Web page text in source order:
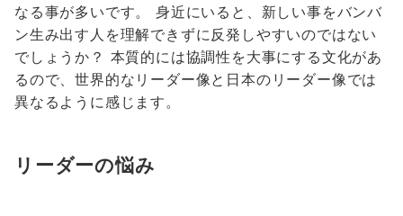
なる事が多いです。 身近にいると、新しい事をバンバ
ン生み出す人を理解できずに反発しやすいのではない
でしょうか？ 本質的には協調性を大事にする文化があ
るので、世界的なリーダー像と日本のリーダー像では
異なるように感じます。
リーダーの悩み